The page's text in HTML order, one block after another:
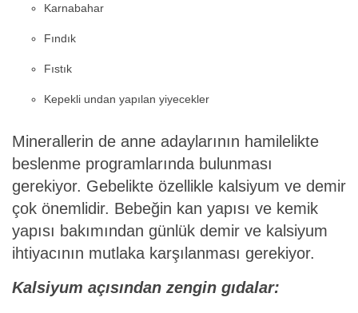
Karnabahar
Fındık
Fıstık
Kepekli undan yapılan yiyecekler
Minerallerin de anne adaylarının hamilelikte
beslenme programlarında bulunması
gerekiyor. Gebelikte özellikle kalsiyum ve demir
çok önemlidir. Bebeğin kan yapısı ve kemik
yapısı bakımından günlük demir ve kalsiyum
ihtiyacının mutlaka karşılanması gerekiyor.
Kalsiyum açısından zengin gıdalar: